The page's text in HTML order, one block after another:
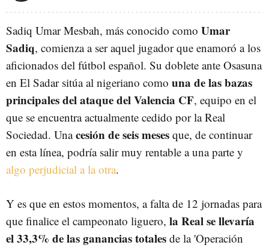
Sadiq Umar Mesbah, más conocido como Umar
Sadiq, comienza a ser aquel jugador que enamoró a los
aficionados del fútbol español. Su doblete ante Osasuna
en El Sadar sitúa al nigeriano como una de las bazas
principales del ataque del Valencia CF, equipo en el
que se encuentra actualmente cedido por la Real
Sociedad. Unacesión de seis meses que, de continuar
en esta línea, podría salir muy rentable a una parte y
algo perjudicial a la otra.
Y es que en estos momentos, a falta de 12 jornadas para
que finalice el campeonato liguero, la Real se llevaría
el 33,3% de las ganancias totales de la 'Operación